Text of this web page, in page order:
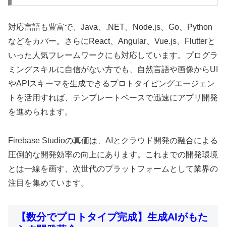
対応言語も豊富で、Java、.NET、Node.js、Go、Python
などをカバー。さらにReact、Angular、Vue.js、Flutterと
いった人気フレームワークにも対応しています。プログラ
ミングスキルに自信がない方でも、自然言語や画像からUI
やAPIスキーマを生成できるプロトタイピングエージェン
トを活用すれば、テンプレートベースで迅速にアプリ開発
を進められます。
Firebase Studioの真価は、AIとクラウド開発の融合による
圧倒的な開発効率の向上にあります。これまでの開発環境
とは一線を画す、次世代のプラットフォームとして業界の
注目を集めています。
【数分でプロトタイプ完成】生成AIがもた